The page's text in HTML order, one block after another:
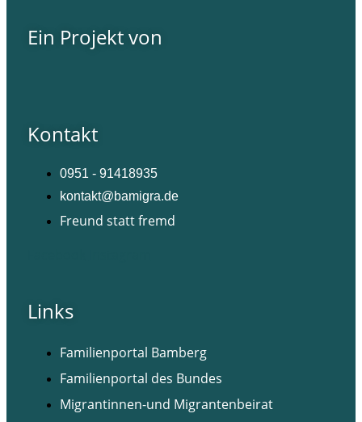
Ein Projekt von
Kontakt
0951 - 91418935
kontakt@bamigra.de
Freund statt fremd
Links
Familienportal Bamberg
Familienportal des Bundes
Migrantinnen-und Migrantenbeirat